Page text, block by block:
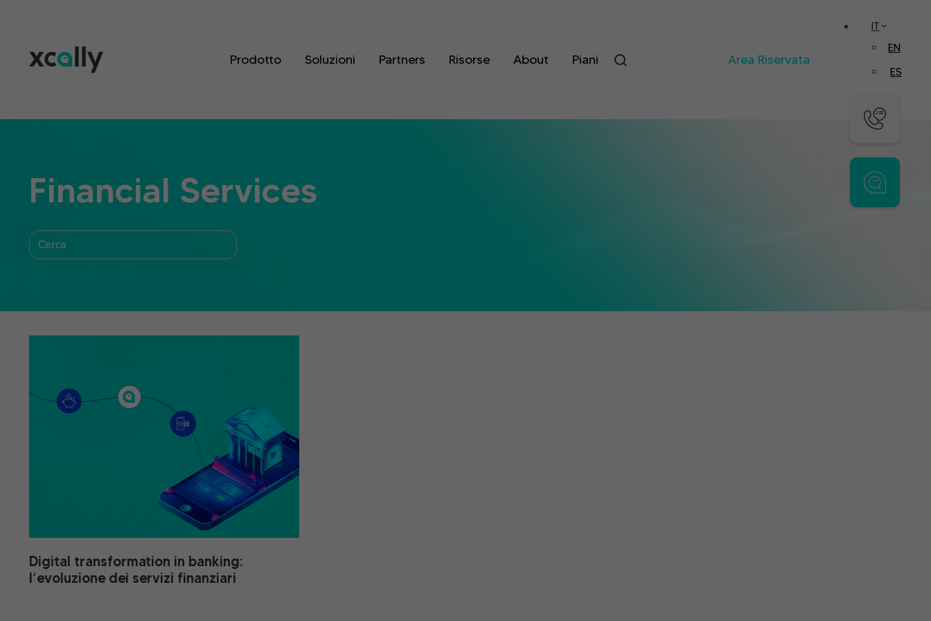
Prodotto Soluzioni Partners Risorse About Piani Area Riservata
IT
EN
ES
Financial Services
Digital transformation in banking:
l’evoluzione dei servizi finanziari